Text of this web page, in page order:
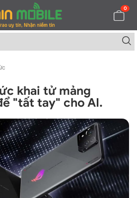
0
khai tử mảng
"tất tay" cho AI.